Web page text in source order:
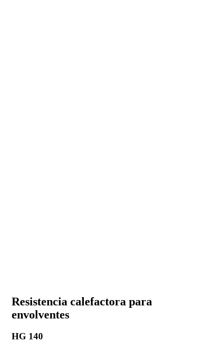
Resistencia calefactora para
envolventes
HG 140